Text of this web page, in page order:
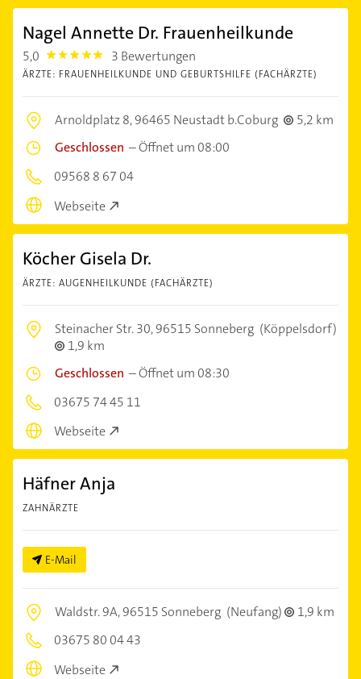
Nagel Annette Dr. Frauenheilkunde
5,0 5.0 3 Bewertungen
ÄRZTE: FRAUENHEILKUNDE UND GEBURTSHILFE (FACHÄRZTE)
Arnoldplatz 8,96465 Neustadt b.Coburg
5,2 km
Geschlossen –Öffnet um 08:00
09568 8 67 04
Webseite
Köcher Gisela Dr.
ÄRZTE: AUGENHEILKUNDE (FACHÄRZTE)
Steinacher Str. 30,96515 Sonneberg (Köppelsdorf)
1,9 km
Geschlossen –Öffnet um 08:30
03675 74 45 11
Webseite
Häfner Anja
ZAHNÄRZTE
E-Mail
Waldstr. 9A,96515 Sonneberg (Neufang)
1,9 km
03675 80 04 43
Webseite